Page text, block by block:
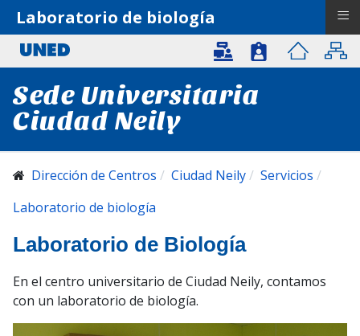
Sede Universitaria
Ciudad Neily
Dirección de Centros Ciudad Neily
Servicios
Laboratorio de biología
Laboratorio de Biología
En el centro universitario de Ciudad Neily, contamos
con un laboratorio de biología.
Laboratorio de biología ≡